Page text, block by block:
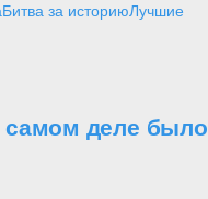
Битва за историюЛучшие
самом деле было